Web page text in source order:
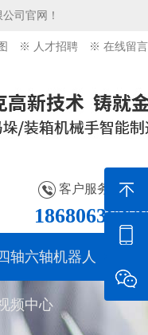
司官网！
※ 人才招聘 ※ 在线留言
客户服务热线：
18680636276
轴六轴机器人
频中心